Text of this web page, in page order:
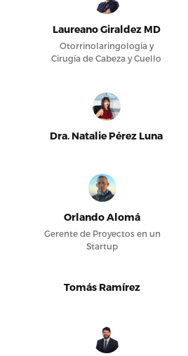
Laureano Giraldez MD
Otorrinolaringología y
Cirugía de Cabeza y Cuello
Dra. Natalie Pérez Luna
Orlando Alomá
Gerente de Proyectos en un
Startup
Tomás Ramírez